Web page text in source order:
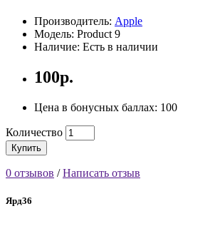
Производитель: Apple
Модель: Product 9
Наличие: Есть в наличии
100р.
Цена в бонусных баллах: 100
Количество
Купить
0 отзывов /Написать отзыв
Ярд36